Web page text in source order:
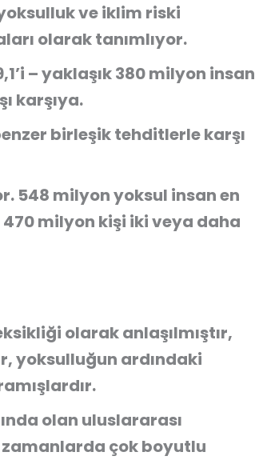
ve iklim riski
olarak tanımlıyor.
– yaklaşık 380 milyon insan
karşıya.
birleşik tehditlerle karşı
548 milyon yoksul insan en
milyon kişi iki veya daha
olarak anlaşılmıştır,
yoksulluğun ardındaki
olan uluslararası
zamanlarda çok boyutlu